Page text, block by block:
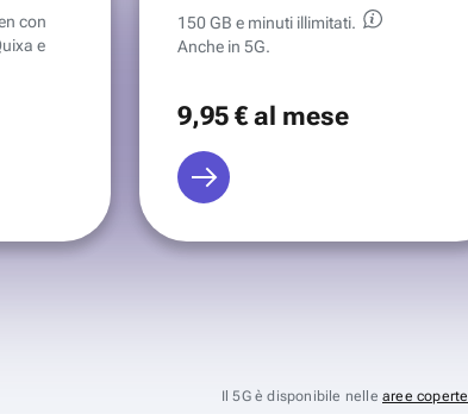
con
e
150 GB e minuti illimitati.
Anche in 5G.
9,95 €al mese
Il 5G è disponibile nelle aree